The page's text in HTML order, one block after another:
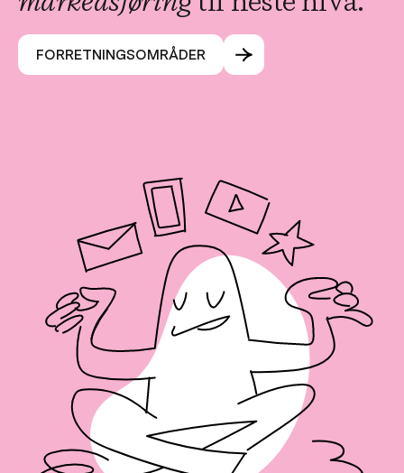
FORRETNINGSOMRÅDER